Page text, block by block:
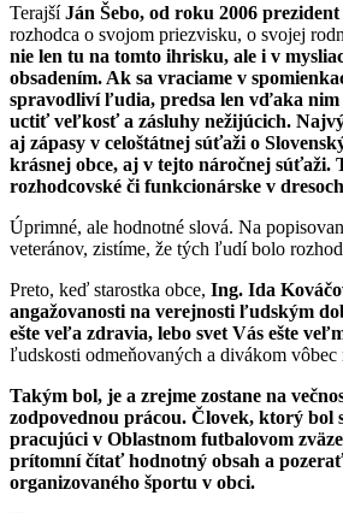
TerajšíJán Šebo, od roku 2006
rozhodca o svojom priezvisku, o svojej
nie len tu na tomto ihrisku, ale i v
obsadením. Ak sa vraciame v
spravodliví ľudia, predsa len vďaka nim
uctiť veľkosť a zásluhy nežijúcich.
aj zápasy v celoštátnej súťaži o
krásnej obce, aj v tejto náročnej súťaži.
rozhodcovské či funkcionárske v
Úprimné, ale hodnotné slová. Na
veteránov, zistíme, že tých ľudí bolo
Preto, keď starostka obce, Ing. Ida
angažovanosti na verejnosti ľudským
ešte veľa zdravia, lebo svet Vás ešte
ľudskosti odmeňovaných a divákom
Takým bol, je a zrejme zostane na
zodpovednou prácou. Človek, ktorý bol
pracujúci v Oblastnom futbalovom
prítomní čítať hodnotný obsah a
organizovaného športu v obci.